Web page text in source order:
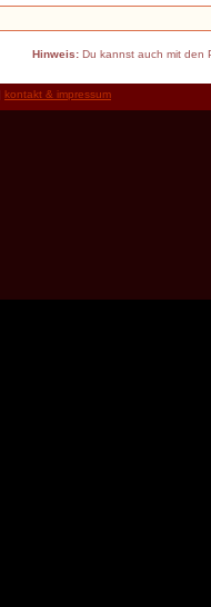
Hinweis:Du kannst auch mit den
kontakt & impressum